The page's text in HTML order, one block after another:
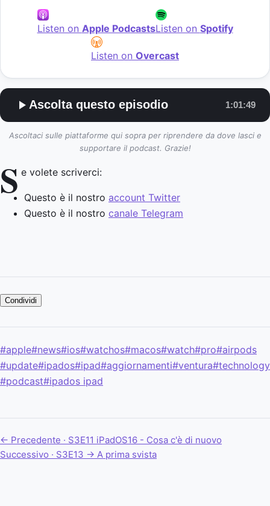
Listen on Apple PodcastsListen on Spotify
Listen on Overcast
Ascolta questo episodio 1:01:49
Ascoltaci sulle piattaforme qui sopra per riprendere da dove lasci e
supportare il podcast. Grazie!
S e volete scriverci:
Questo è il nostro account Twitter
Questo è il nostro canale Telegram
Condividi
#apple#news#ios#watchos#macos#watch#pro#airpods
#update#ipados#ipad#aggiornamenti#ventura#technology
#podcast#ipados ipad
← Precedente · S3E11 iPadOS16 - Cosa c'è di nuovo
Successivo · S3E13 → A prima svista